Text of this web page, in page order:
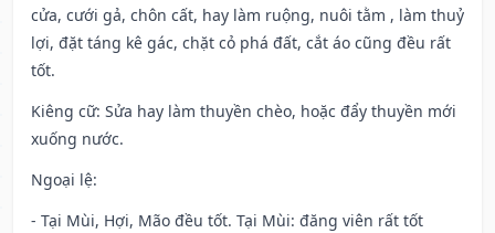
cửa, cưới gả, chôn cất, hay làm ruộng, nuôi tằm , làm thuỷ
lợi, đặt táng kê gác, chặt cỏ phá đất, cắt áo cũng đều rất
tốt.
Kiêng cữ: Sửa hay làm thuyền chèo, hoặc đẩy thuyền mới
xuống nước.
Ngoại lệ:
- Tại Mùi, Hợi, Mão đều tốt. Tại Mùi: đăng viên rất tốt